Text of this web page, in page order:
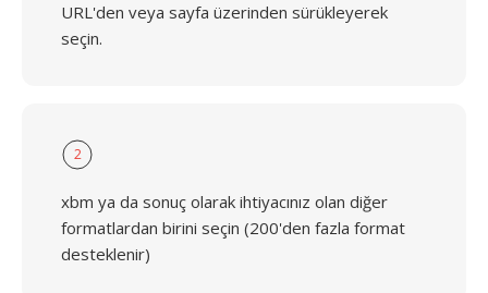
URL'den veya sayfa üzerinden sürükleyerek
seçin.
2
xbm ya da sonuç olarak ihtiyacınız olan diğer
formatlardan birini seçin (200'den fazla format
desteklenir)